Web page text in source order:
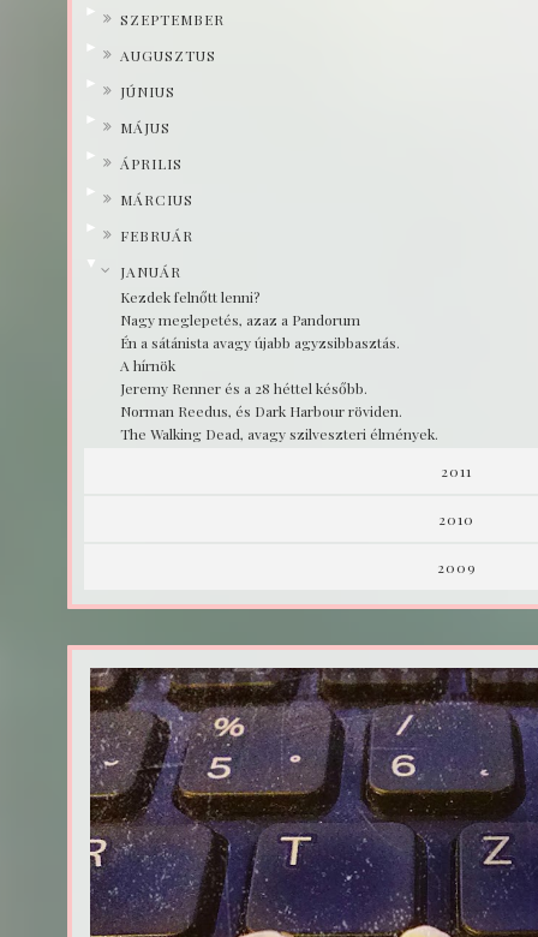
► SZEPTEMBER
► AUGUSZTUS
► JÚNIUS
► MÁJUS
► ÁPRILIS
► MÁRCIUS
► FEBRUÁR
▼
JANUÁR
Kezdek felnőtt lenni?
Nagy meglepetés, azaz a Pandorum
Én a sátánista avagy újabb agyzsibbasztás.
A hírnök
Jeremy Renner és a 28 héttel később.
Norman Reedus, és Dark Harbour röviden.
The Walking Dead, avagy szilveszteri élmények.
2011
2010
2009